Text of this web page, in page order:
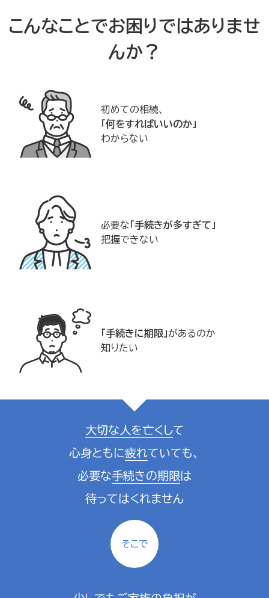
こんなことでお困りではありませ
んか？
初めての相続、
「何をすればいいのか」
わからない
必要な 「手続きが多すぎて」
把握できない
「手続きに期限」があるのか
知りたい
大切な人を亡くして
心身ともに疲れていても、
必要な手続きの期限は
待ってはくれません
そこで